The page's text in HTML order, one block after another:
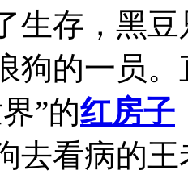
生存，黑
狗的一员
”的红房子
去看病的